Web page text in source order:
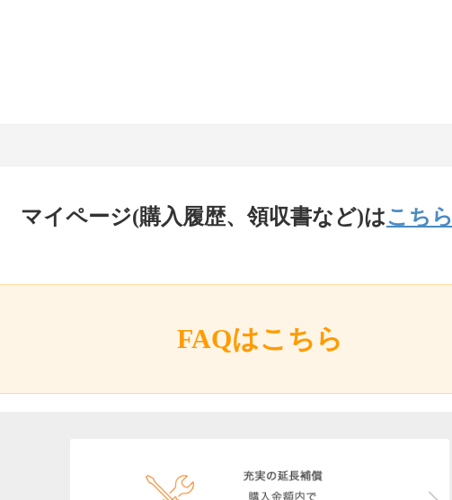
マイページ(購入履歴、領収書など)はこちら
FAQはこちら